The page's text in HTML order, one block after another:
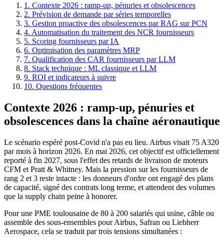
1. Contexte 2026 : ramp-up, pénuries et obsolescences
2. Prévision de demande par séries temporelles
3. Gestion proactive des obsolescences par RAG sur PCN
4. Automatisation du traitement des NCR fournisseurs
5. Scoring fournisseurs par IA
6. Optimisation des paramètres MRP
7. Qualification des CAR fournisseurs par LLM
8. Stack technique : ML classique et LLM
9. ROI et indicateurs à suivre
10. Questions fréquentes
Contexte 2026 : ramp-up, pénuries et
obsolescences dans la chaîne aéronautique
Le scénario espéré post-Covid n'a pas eu lieu. Airbus visait 75 A320
par mois à horizon 2026. En mai 2026, cet objectif est officiellement
reporté à fin 2027, sous l'effet des retards de livraison de moteurs
CFM et Pratt & Whitney. Mais la pression sur les fournisseurs de
rang 2 et 3 reste intacte : les donneurs d'ordre ont engagé des plans
de capacité, signé des contrats long terme, et attendent des volumes
que la supply chain peine à honorer.
Pour une PME toulousaine de 80 à 200 salariés qui usine, câble ou
assemble des sous-ensembles pour Airbus, Safran ou Liebherr
Aerospace, cela se traduit par trois tensions simultanées :